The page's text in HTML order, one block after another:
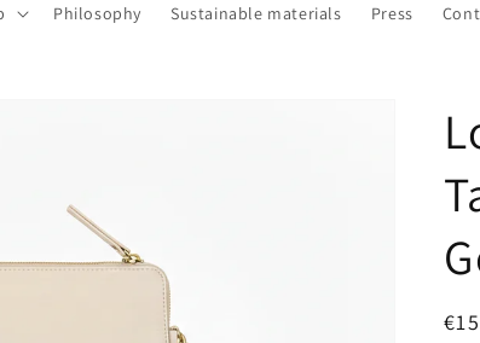
Philosophy Sustainable materials Press